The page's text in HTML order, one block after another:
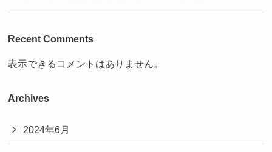
Recent Comments
表示できるコメントはありません。
Archives
2024年6月